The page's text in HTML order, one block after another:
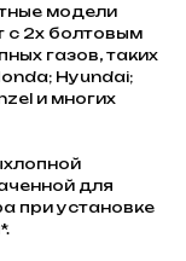
модели
с 2х болтовым
газов, таких
Hyundai;
и многих
для
при установке